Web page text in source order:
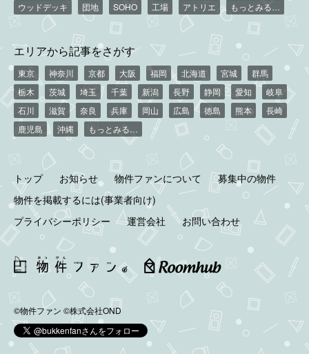
ウッドデッキ
団地 SOHO 工場 アトリエ もっとみる…
エリアから記事をさがす
東京 神奈川 京都 大阪 福岡 北海道 宮城
群馬
栃木
茨城 埼玉 千葉 新潟 長野 静岡 愛知
岐阜
石川
滋賀 奈良 兵庫 岡山 広島 徳島 熊本
長崎
鹿児島
沖縄 もっとみる…
トップ お知らせ 物件ファンについて
募集中の物件
物件を掲載するには(事業者向け)
プライバシーポリシー
運営会社 お問い合わせ
©物件ファン ©株式会社OND